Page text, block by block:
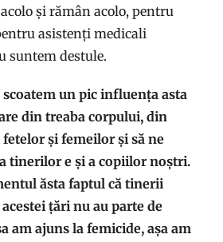
și rămân acolo, pentru
asistenți medicali
suntem destule.
scoatem un pic influența asta
din treaba corpului, din
și femeilor și să ne
tinerilor e și a copiilor noștri.
ăsta faptul că tinerii
țări nu au parte de
am ajuns la femicide, așa am